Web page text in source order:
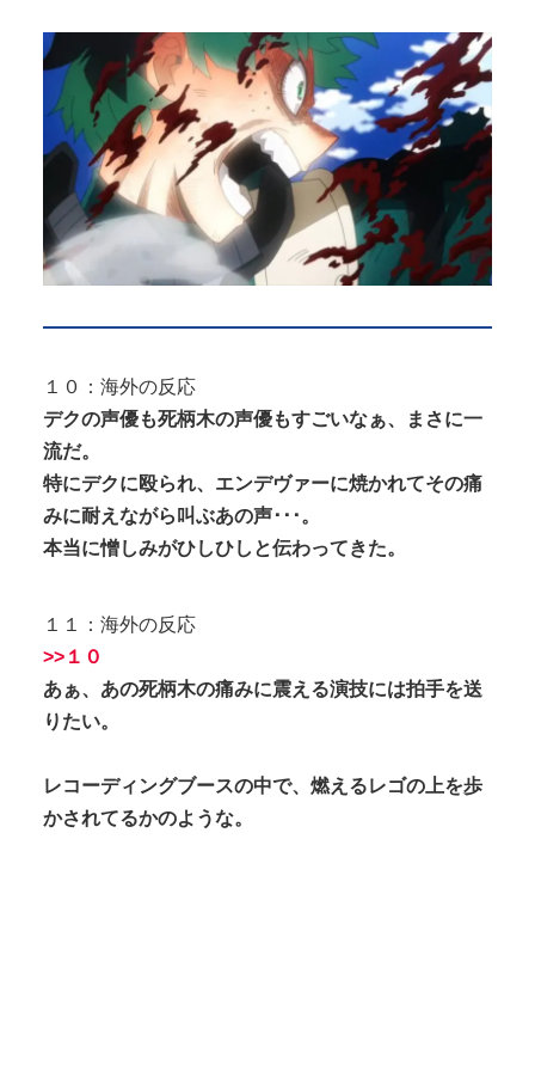
１０：海外の反応
デクの声優も死柄木の声優もすごいなぁ、まさに一
流だ。
特にデクに殴られ、エンデヴァーに焼かれてその痛
みに耐えながら叫ぶあの声･･･。
本当に憎しみがひしひしと伝わってきた。
１１：海外の反応
>>１０
あぁ、あの死柄木の痛みに震える演技には拍手を送
りたい。
レコーディングブースの中で、燃えるレゴの上を歩
かされてるかのような。